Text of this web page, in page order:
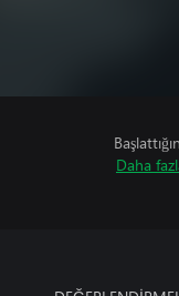
Daha